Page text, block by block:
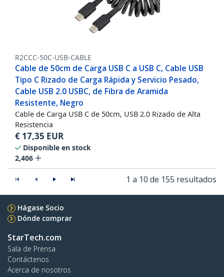
R2CCC-50C-USB-CABLE
Cable de 50cm de Carga USB C a USB C, Cable USB
Tipo C Rizado de Carga Rápida y Servicio Pesado,
Cable USB 2.0 USBC, de Fibra de Aramida
Resistente, Negro
Cable de Carga USB C de 50cm, USB 2.0 Rizado de Alta
Resistencia
€ 17,35 EUR
Disponible en stock
2,406
1 a 10 de 155 resultados
Hágase Socio
Dónde comprar
StarTech.com
Sala de Prensa
Contáctenos
Acerca de nosotros